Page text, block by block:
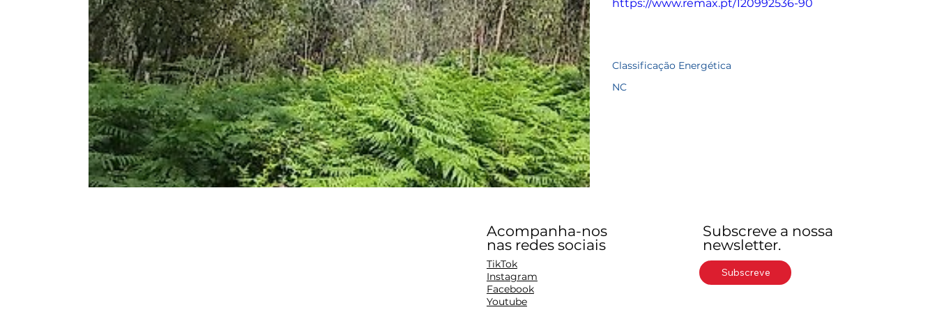
https://www.remax.pt/120992536-90
Classificação Energética
NC
Acompanha-nos
nas redes sociais
TikTok
Instagram
Facebook
Youtube
Subscreve a nossa
newsletter.
Subscreve